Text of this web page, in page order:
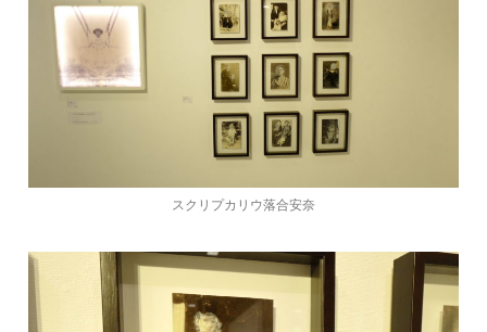
スクリプカリウ落合安奈